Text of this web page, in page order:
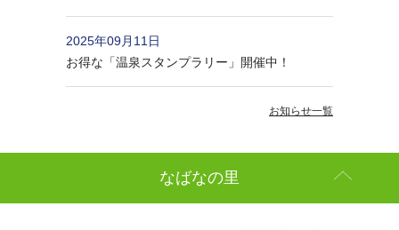
2025年09月11日
お得な「温泉スタンプラリー」開催中！
お知らせ一覧
なばなの里